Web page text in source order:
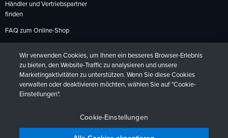
Händler und Vertriebspartner
finden
FAQ zum Online-Shop
Rückgabebedingungen
DeutschFrançaisEspañol日本語
Wir verwenden Cookies, um Ihnen ein besseres Browser-Erlebnis
zu bieten, den Website-Traffic zu analysieren und unsere
Marketingaktivitäten zu unterstützen. Wenn Sie diese Cookies
verwalten oder deaktivieren möchten, wählen Sie auf "Cookie-
Einstellungen".
Cookie-Einstellungen